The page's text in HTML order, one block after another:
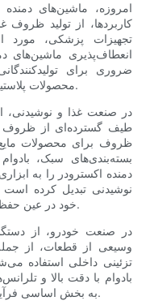
امروزه، ماشین‌های
کاربردها، از تولید
تجهیزات پزشکی، مورد
انعطاف‌پذیری ماشین‌های
ضروری برای
محصولات پلاستیکی با کیفیت بالا و مقرون به صرفه هستند.
در صنعت غذا و نوشیدنی،
طیف گسترده‌ای از ظروف
ظروف برای محصولات
بسته‌بندی‌های سبک،
دمنده اکسترودر را به
نوشیدنی تبدیل کرده
خود در عین حفظ کیفیت و یکپارچگی محصولات خود هستند.
در صنعت خودرو، از
وسیعی از قطعات، از
تزئینی داخلی استفاده
بادوام با دقت بالا و
به بخش اساسی فرآیندهای تولید مدرن خودرو تبدیل کرده است.